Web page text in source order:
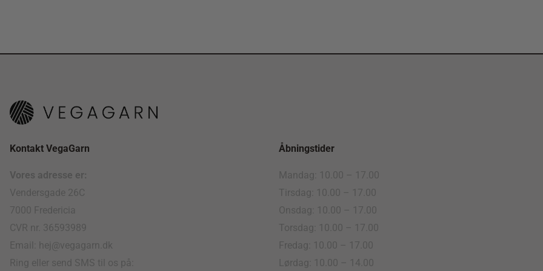
Kontakt VegaGarn
Vores adresse er:
Vendersgade 26C
7000 Fredericia
CVR nr. 36593989
Email: hej@vegagarn.dk
Ring eller send SMS til os på:
Åbningstider
Mandag: 10.00 – 17.00
Tirsdag: 10.00 – 17.00
Onsdag: 10.00 – 17.00
Torsdag: 10.00 – 17.00
Fredag: 10.00 – 17.00
Lørdag: 10.00 – 14.00